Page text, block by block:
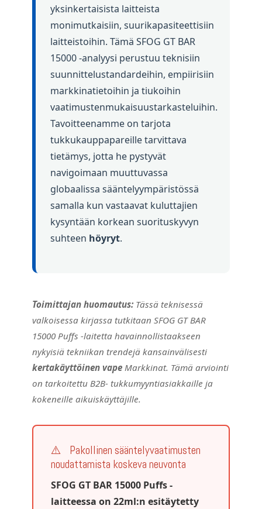
yksinkertaisista laitteista
monimutkaisiin, suurikapasiteettisiin
laitteistoihin. Tämä SFOG GT BAR
15000 -analyysi perustuu teknisiin
suunnittelustandardeihin, empiirisiin
markkinatietoihin ja tiukoihin
vaatimustenmukaisuustarkasteluihin.
Tavoitteenamme on tarjota
tukkukauppapareille tarvittava
tietämys, jotta he pystyvät
navigoimaan muuttuvassa
globaalissa sääntelyympäristössä
samalla kun vastaavat kuluttajien
kysyntään korkean suorituskyvyn
suhteen höyryt.
Toimittajan huomautus: Tässä teknisessä
valkoisessa kirjassa tutkitaan SFOG GT BAR
15000 Puffs -laitetta havainnollistaakseen
nykyisiä tekniikan trendejä kansainvälisesti
kertakäyttöinen vape Markkinat. Tämä arviointi
on tarkoitettu B2B- tukkumyyntiasiakkaille ja
kokeneille aikuiskäyttäjille.
⚠️
Pakollinen sääntelyvaatimusten
noudattamista koskeva neuvonta
SFOG GT BAR 15000 Puffs -
laitteessa on 22ml:n esitäytetty